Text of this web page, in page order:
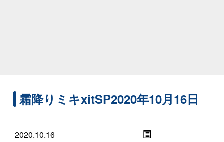
霜降りミキxitSP2020年10月16日
2020.10.16